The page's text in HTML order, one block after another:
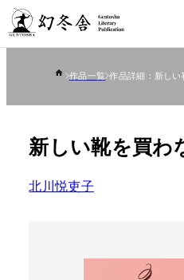
作品一覧 作品詳細：新し
新しい靴を買わ
北川悦吏子